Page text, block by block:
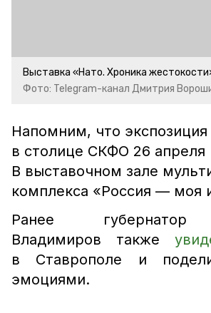
Выставка «Нато. Хроника
Фото: Telegram-канал Дмитрия
Напомним, что экспозиция
в столице СКФО 26 апреля
В выставочном зале
комплекса «Россия — моя
Ранее губернатор
Владимиров также
в Ставрополе и
эмоциями.